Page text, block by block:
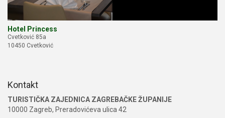
Hotel Princess
Cvetković 85a
10450 Cvetković
Kontakt
TURISTIČKA ZAJEDNICA ZAGREBAČKE ŽUPANIJE
10000 Zagreb, Preradovićeva ulica 42